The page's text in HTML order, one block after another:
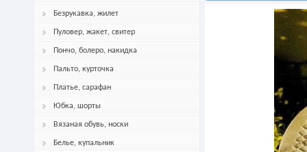
Безрукавка, жилет
Пуловер, жакет, свитер
Пончо, болеро, накидка
Пальто, курточка
Платье, сарафан
Юбка, шорты
Вязаная обувь, носки
Белье, купальник